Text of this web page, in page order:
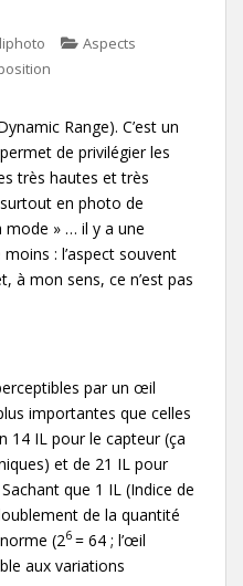
Aspects
Range). C’est un
de privilégier les
très hautes et très
en photo de
mode » … il y a une
moins : l’aspect souvent
à mon sens, ce n’est pas
par un œil
importantes que celles
14 IL pour le capteur (ça
et de 21 IL pour
que 1 IL (Indice de
de la quantité
(26 = 64 ; l’œil
aux variations